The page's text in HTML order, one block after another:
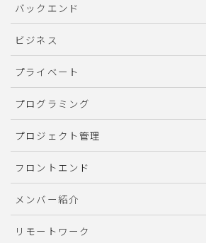
バックエンド
ビジネス
プライベート
プログラミング
プロジェクト管理
フロントエンド
メンバー紹介
リモートワーク